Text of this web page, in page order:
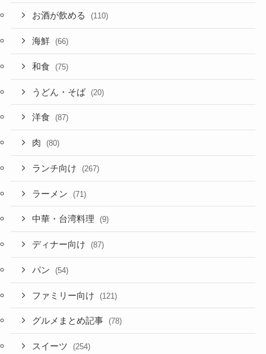
お酒が飲める (110)
海鮮 (66)
和食 (75)
うどん・そば (20)
洋食 (87)
肉 (80)
ランチ向け (267)
ラーメン (71)
中華・台湾料理 (9)
ディナー向け (87)
パン (54)
ファミリー向け (121)
グルメまとめ記事 (78)
スイーツ (254)